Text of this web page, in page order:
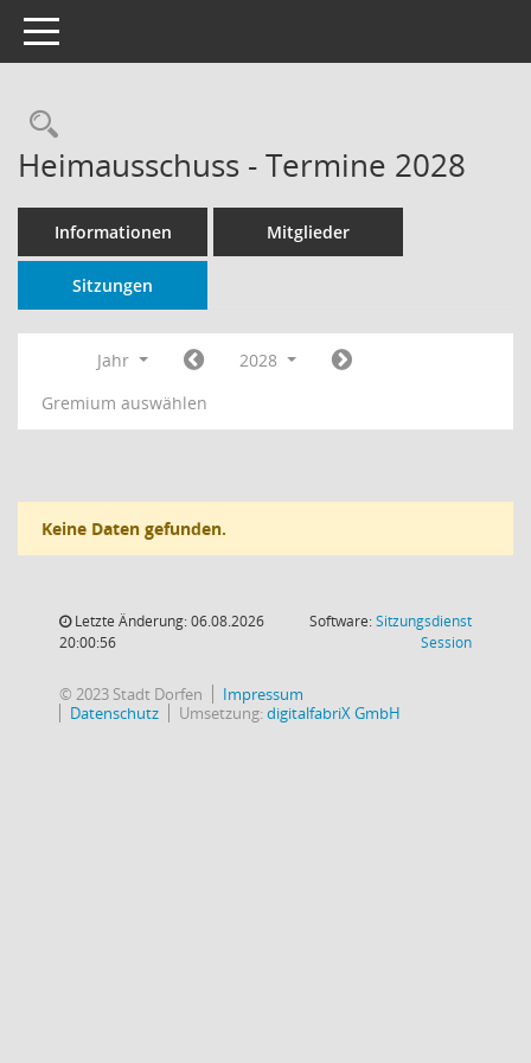
Toggle navigation
Rechercheauswahl
Heimausschuss - Termine 2028
Informationen Mitglieder
Sitzungen
Jahr
2028
Gremium auswählen
Keine Daten gefunden.
Letzte Änderung: 06.08.2026
20:00:56
Software:Sitzungsdienst
Session(Wird in
© 2023 Stadt Dorfen
Impressum
Datenschutz
Umsetzung:digitalfabriX GmbH